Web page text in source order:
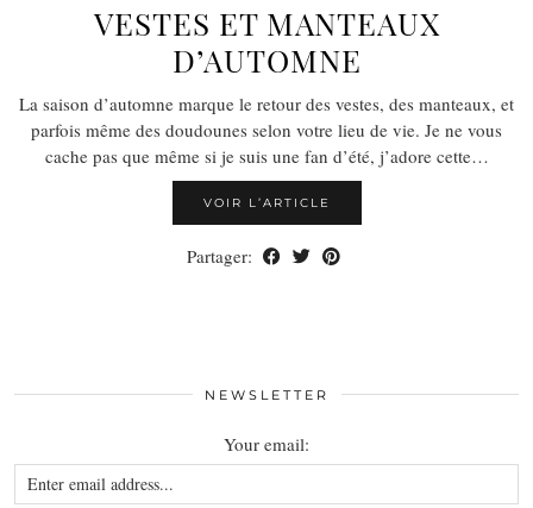
VESTES ET MANTEAUX
D’AUTOMNE
La saison d’automne marque le retour des vestes, des manteaux, et
parfois même des doudounes selon votre lieu de vie. Je ne vous
cache pas que même si je suis une fan d’été, j’adore cette…
VOIR L’ARTICLE
Partager:
NEWSLETTER
Your email: